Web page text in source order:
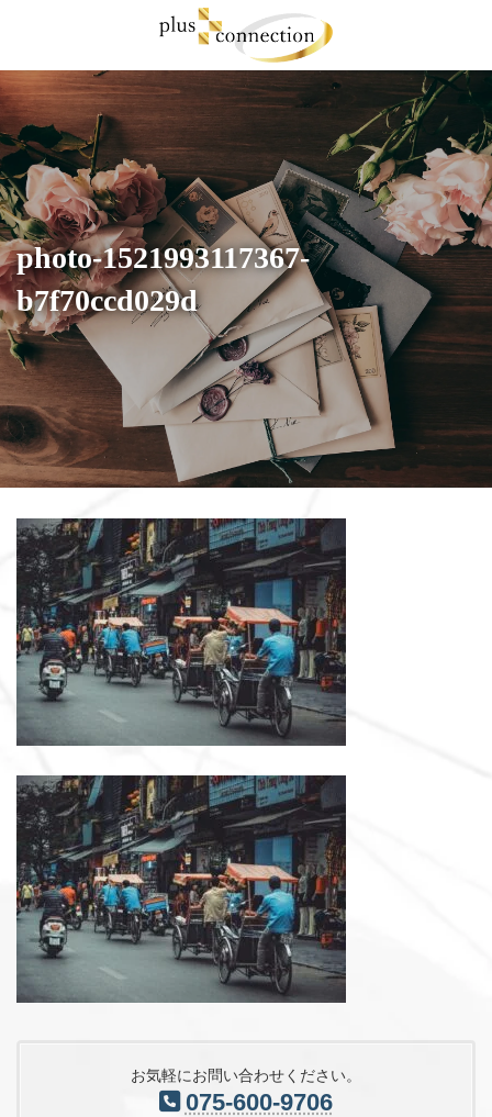
ツ
へ
ス
キ
ッ
プ
シ
ョ
ン
に
移
動
photo-1521993117367-
b7f70ccd029d
お気軽にお問い合わせください。
075-600-9706